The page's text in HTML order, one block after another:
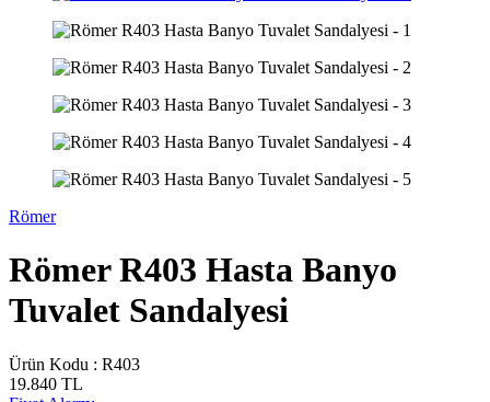
Römer
Römer R403 Hasta Banyo
Tuvalet Sandalyesi
Ürün Kodu : R403
19.840 TL